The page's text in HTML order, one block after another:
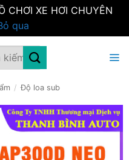
CHƠI XE HƠI CHUYÊN
qua
/ Độ loa sub